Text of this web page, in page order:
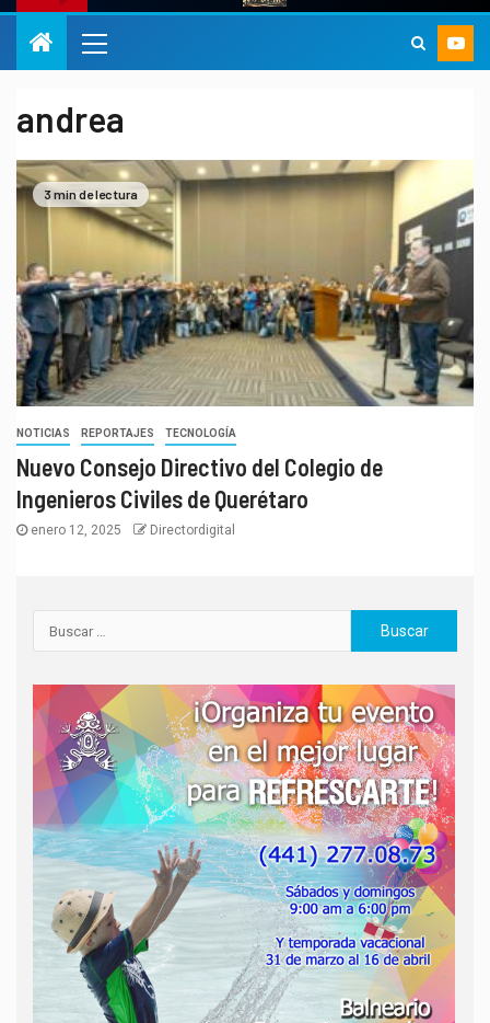
andrea
3 min de lectura
NOTICIAS REPORTAJES TECNOLOGÍA
Nuevo Consejo Directivo del Colegio de
Ingenieros Civiles de Querétaro
enero 12, 2025 Directordigital